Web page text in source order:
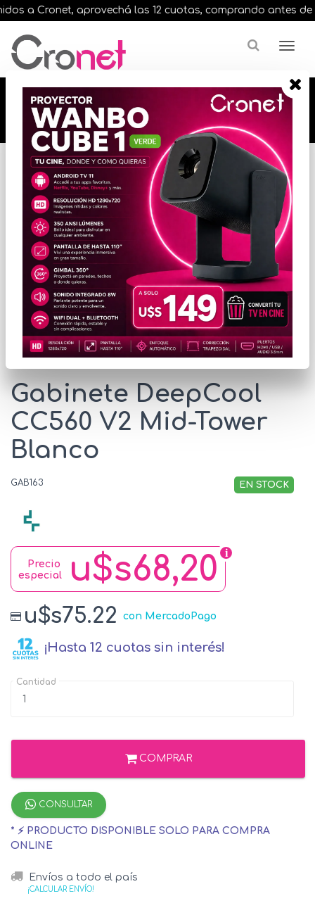
a Cronet, aprovechá las 12 cuotas, comprando antes de
🔥🔥🔥 12 cuotas, en todos nuestros artículos,
comprando antes de las 13 hrs. envíos en el
día 🔥🔥🔥
Inicio
GABINETES Y COMBOS
GABINETES GENERICOS
* Las imágenes se exhiben con fines ilustrativos.
Gabinete DeepCool
CC560 V2 Mid-Tower
Blanco
GAB163 EN STOCK
u$s68,20
Precio
especial
u$s75.22 con MercadoPago
¡Hasta 12 cuotas sin interés!
Cantidad
COMPRAR
CONSULTAR
* ⚡ PRODUCTO DISPONIBLE SOLO PARA COMPRA
ONLINE
Envíos a todo el país
¡CALCULAR ENVÍO!